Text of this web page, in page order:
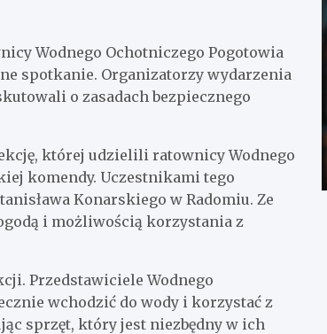
Wodnego Ochotniczego Pogotowia
spotkanie. Organizatorzy wydarzenia
o zasadach bezpiecznego
której udzielili ratownicy Wodnego
komendy. Uczestnikami tego
Konarskiego w Radomiu. Ze
i możliwością korzystania z
Przedstawiciele Wodnego
wchodzić do wody i korzystać z
sprzęt, który jest niezbędny w ich